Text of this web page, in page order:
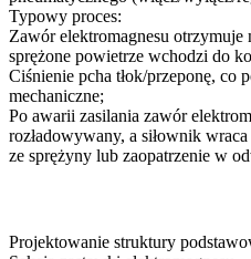
Typowy proces:
Zawór elektromagnesu otrzymuje
sprężone powietrze wchodzi do
Ciśnienie pcha tłok/przeponę, co
mechaniczne;
Po awarii zasilania zawór
rozładowywany, a siłownik
ze sprężyny lub zaopatrzenie w
Projektowanie struktury